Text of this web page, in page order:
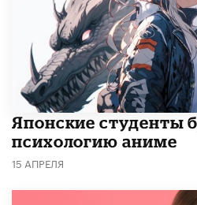
Японские студенты
психологию аниме
15 АПРЕЛЯ